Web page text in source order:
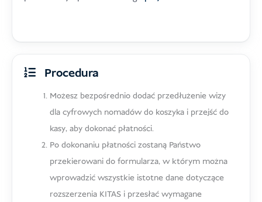
Procedura
Możesz bezpośrednio dodać przedłużenie wizy
dla cyfrowych nomadów do koszyka i przejść do
kasy, aby dokonać płatności.
Po dokonaniu płatności zostaną Państwo
przekierowani do formularza, w którym można
wprowadzić wszystkie istotne dane dotyczące
rozszerzenia KITAS i przesłać wymagane